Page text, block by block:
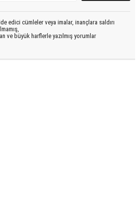
edici cümleler veya imalar, inançlara saldırı
ve büyük harflerle yazılmış yorumlar